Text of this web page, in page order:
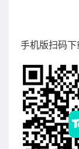
手机版扫码下